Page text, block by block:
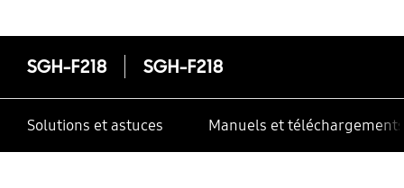
SGH-F218 SGH-F218
Solutions et astuces Manuels et téléchargements